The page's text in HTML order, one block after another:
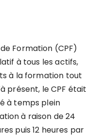
Formation (CPF)
à tous les actifs,
à la formation tout
présent, le CPF était
à temps plein
à raison de 24
puis 12 heures par